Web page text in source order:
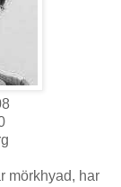
mörkhyad, har